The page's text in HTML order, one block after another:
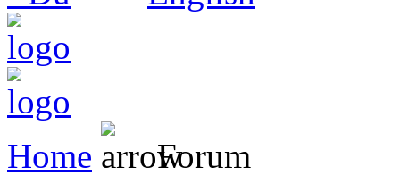
Home Forum